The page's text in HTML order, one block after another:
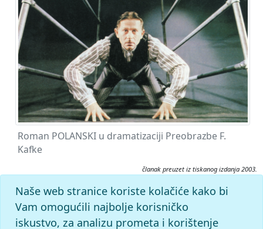
Roman POLANSKI u dramatizaciji Preobrazbe F.
Kafke
članak preuzet iz tiskanog izdanja 2003.
Citiranje:
Polanski, Roman.Filmski leksikon (2003), mrežno izdanje.
Leksikografski zavod Miroslav Krleža, 2026. Pristupljeno
6.8.2026. <https://film.lzmk.hr/clanak/polanski-roman>.
Naše web stranice koriste kolačiće kako bi
Vam omogućili najbolje korisničko
iskustvo, za analizu prometa i korištenje